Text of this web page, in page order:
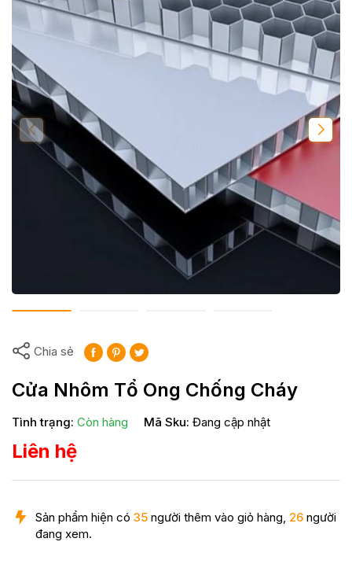
Chia sẻ
Cửa Nhôm Tổ Ong Chống Cháy
Tình trạng: Còn hàng Mã Sku: Đang cập nhật
Liên hệ
Sản phẩm hiện có 35 người thêm vào giỏ hàng, 26 người
đang xem.